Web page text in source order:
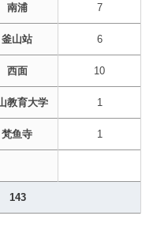
143
南浦 7
釜山站 6
西面 10
教育大学 1
梵鱼寺 1